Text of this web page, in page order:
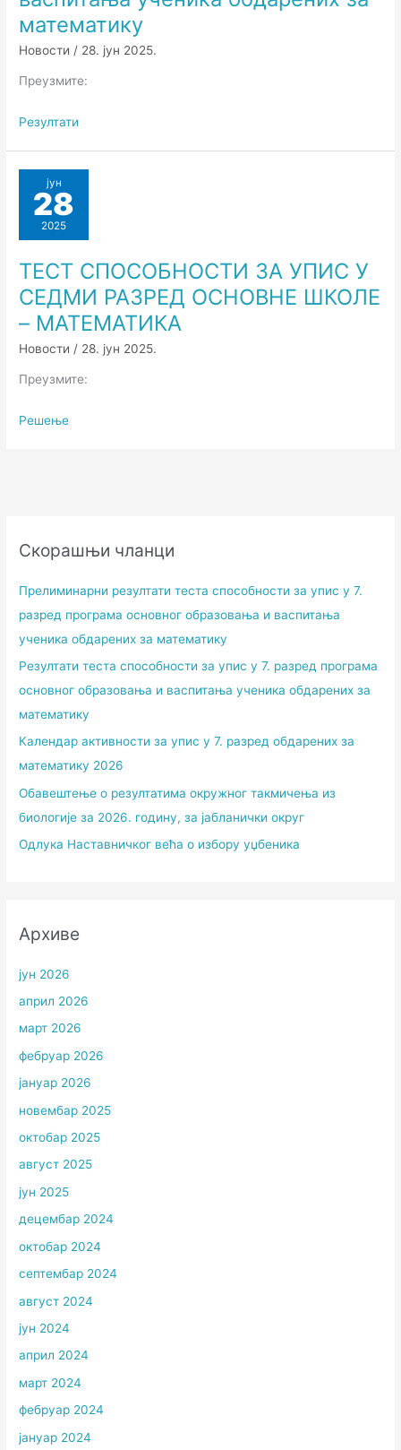
математику
Новости / 28. јун 2025.
Преузмите:
Резултати
јун
28
2025
ТЕСТ СПОСОБНОСТИ ЗА УПИС У
СЕДМИ РАЗРЕД ОСНОВНЕ ШКОЛЕ
– МАТЕМАТИКА
Новости / 28. јун 2025.
Преузмите:
Решење
Скорашњи чланци
Прелиминарни резултати теста способности за упис у 7.
разред програма основног образовања и васпитања
ученика обдарених за математику
Резултати теста способности за упис у 7. разред програма
основног образовања и васпитања ученика обдарених за
математику
Календар активности за упис у 7. разред обдарених за
математику 2026
Обавештење о резултатима окружног такмичења из
биологије за 2026. годину, за јабланички округ
Одлука Наставничког већа о избору уџбеника
Архиве
јун 2026
април 2026
март 2026
фебруар 2026
јануар 2026
новембар 2025
октобар 2025
август 2025
јун 2025
децембар 2024
октобар 2024
септембар 2024
август 2024
јун 2024
април 2024
март 2024
фебруар 2024
јануар 2024